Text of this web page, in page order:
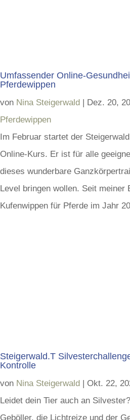
Umfassender Online-
Pferdewippen
von Nina Steigerwald | Dez. 20,
Pferdewippen
Im Februar startet der
Online-Kurs. Er ist für alle
dieses wunderbare
Level bringen wollen. Seit meiner
Kufenwippen für Pferde im Jahr
Steigerwald.T
Kontrolle
von Nina Steigerwald | Okt. 22,
Leidet dein Tier auch an
Geböller, die Lichtreize und der